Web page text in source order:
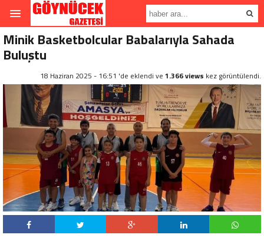
Minik Basketbolcular Babalarıyla Sahada
Buluştu
18 Haziran 2025 - 16:51 'de eklendi ve 1.366 views kez görüntülendi.